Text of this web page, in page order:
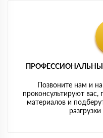
Позвоните нам и
проконсультируют вас,
материалов и